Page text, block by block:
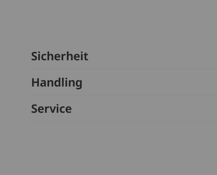
Sicherheit
Handling
Service